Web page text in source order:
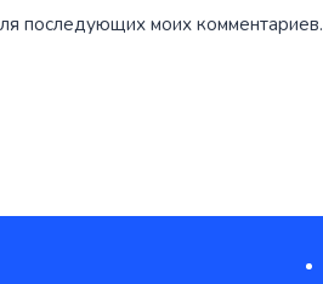
последующих моих комментариев.